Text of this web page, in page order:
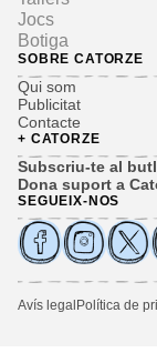
Jocs
Botiga
SOBRE CATORZE
Qui som
Publicitat
Contacte
+ CATORZE
Subscriu-te al
Dona suport a
SEGUEIX-NOS
Avís legalPolítica de